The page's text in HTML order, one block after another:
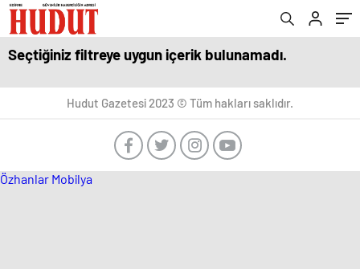
Seçtiğiniz filtreye uygun içerik bulunamadı.
Hudut Gazetesi 2023 © Tüm hakları saklıdır.
Özhanlar Mobilya